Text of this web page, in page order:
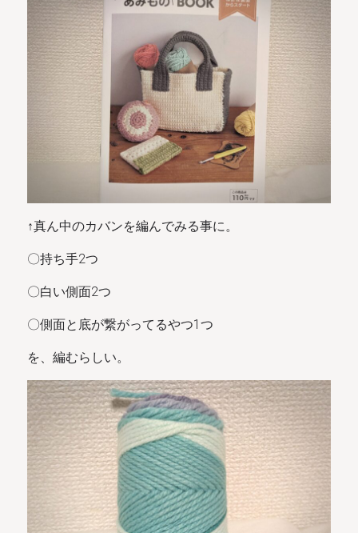
↑真ん中のカバンを編んでみる事に。
〇持ち手2つ
〇白い側面2つ
〇側面と底が繋がってるやつ1つ
を、編むらしい。